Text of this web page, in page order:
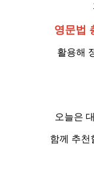
영문법
활용해
오늘은
함께 추천